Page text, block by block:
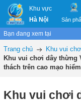
Khu vực
Hà Nội
Sản
Bạn đang xem tại
Trang chủ
Khu vui
Khu vui chơi dây thừng
thách trên cao mạo hiểm
Khu vui chơi